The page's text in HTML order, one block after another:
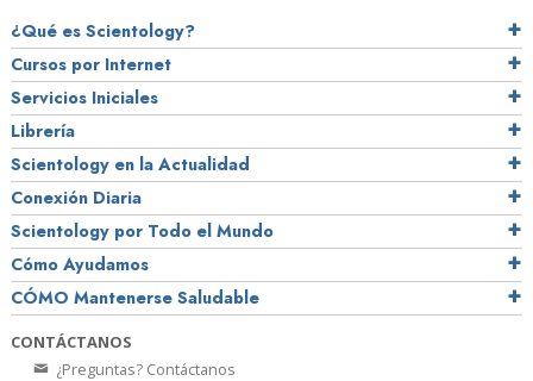
¿Qué es Scientology?
Cursos por Internet
Servicios Iniciales
Librería
Scientology en la Actualidad
Conexión Diaria
Scientology por Todo el Mundo
Cómo Ayudamos
CÓMO Mantenerse Saludable
CONTÁCTANOS
¿Preguntas? Contáctanos